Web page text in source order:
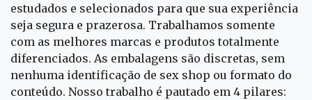
estudados e selecionados para que sua experiência
seja segura e prazerosa. Trabalhamos somente
com as melhores marcas e produtos totalmente
diferenciados. As embalagens são discretas, sem
nenhuma identificação de sex shop ou formato do
conteúdo. Nosso trabalho é pautado em 4 pilares: